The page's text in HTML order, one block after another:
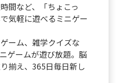
間など、「ちょこっ
気軽に遊べるミニゲー
ーム、雑学クイズな
ゲームが遊び放題。脳
揃え、365日毎日新し